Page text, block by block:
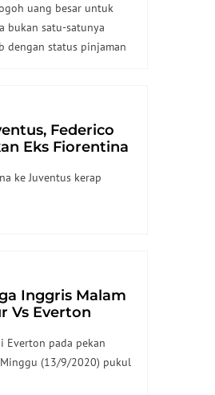
uang besar untuk
bukan satu-satunya
dengan status pinjaman
Federico
Eks Fiorentina
ke Juventus kerap
Inggris Malam
Vs Everton
Everton pada pekan
(13/9/2020) pukul